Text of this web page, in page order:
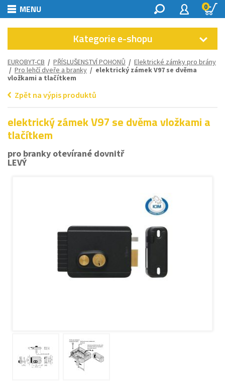
MENU 0
Kategorie e-shopu
EUROBYT-CB / PŘÍSLUŠENSTVÍ POHONŮ / Elektrické zámky pro brány
/ Pro lehčí dveře a branky / elektrický zámek V97 se dvěma
vložkami a tlačítkem
Zpět na výpis produktů
elektrický zámek V97 se dvěma vložkami a
tlačítkem
pro branky otevírané dovnitř
LEVÝ